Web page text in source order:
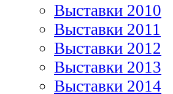
Выставки 2010
Выставки 2011
Выставки 2012
Выставки 2013
Выставки 2014